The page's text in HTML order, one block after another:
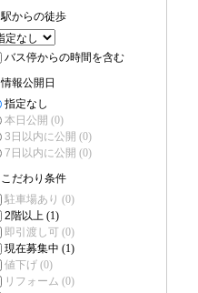
駅からの徒歩
バス停からの時間を含む
情報公開日
指定なし
本日公開 (0)
3日以内に公開 (0)
7日以内に公開 (0)
こだわり条件
駐車場あり (0)
2階以上 (1)
即引渡し可 (0)
現在募集中 (1)
値下げ (0)
リフォーム (0)